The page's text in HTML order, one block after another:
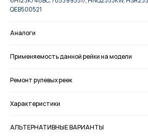
QEB500521
Аналоги
Применяемость данной рейки на модели
Ремонт рулевых реек
Характеристики
АЛЬТЕРНАТИВНЫЕ ВАРИАНТЫ